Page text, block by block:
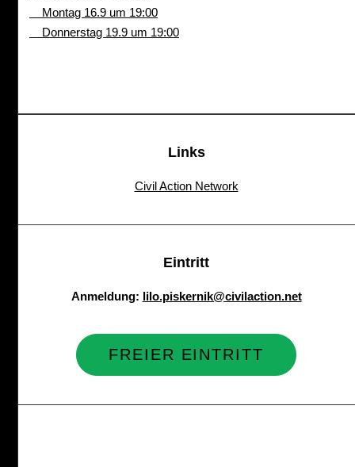
Montag 16.9 um 19:00
Donnerstag 19.9 um 19:00
Links
Civil Action Network
Eintritt
Anmeldung: lilo.piskernik@civilaction.net
FREIER EINTRITT